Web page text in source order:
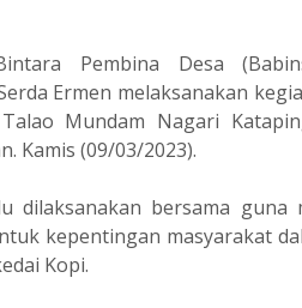
Pembina Desa
Ermen melaksanakan
Mundam Nagari
Kamis (09/03/2023).
dilaksanakan bersama
kepentingan masyarakat
Kopi.